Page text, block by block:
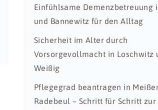
Einfühlsame Demenzbetreuung
und Bannewitz für den Alltag
Sicherheit im Alter durch
Vorsorgevollmacht in Loschwitz
Weißig
Pflegegrad beantragen in
Radebeul – Schritt für Schritt zur